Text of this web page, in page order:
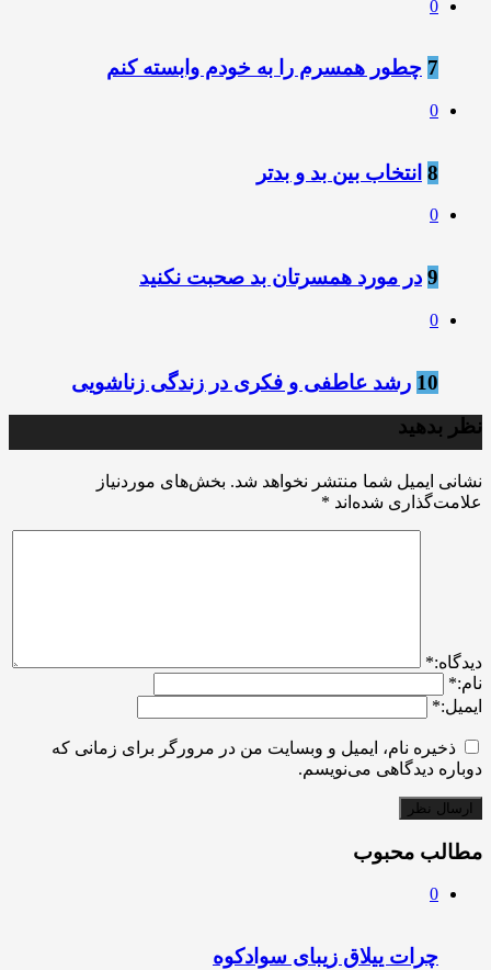
0
7 چطور همسرم را به خودم وابسته کنم
0
8 انتخاب بین بد و بدتر
0
9 در مورد همسرتان بد صحبت نکنید
0
10 رشد عاطفی و فکری در زندگی زناشویی
نظر بدهید
نشانی ایمیل شما منتشر نخواهد شد. بخش‌های موردنیاز
علامت‌گذاری شده‌اند *
ديدگاه:*
نام:*
ایمیل:*
ذخیره نام، ایمیل و وبسایت من در مرورگر برای زمانی که
دوباره دیدگاهی می‌نویسم.
مطالب محبوب
0
چرات ییلاق زیبای سوادکوه